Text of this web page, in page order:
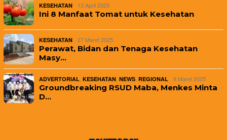
KESEHATAN 13 April 2025
Ini 8 Manfaat Tomat untuk Kesehatan
KESEHATAN 27 Maret 2025
Perawat, Bidan dan Tenaga Kesehatan
Masy…
ADVERTORIAL, KESEHATAN, NEWS, REGIONAL 9 Maret 2025
Groundbreaking RSUD Maba, Menkes Minta
D…